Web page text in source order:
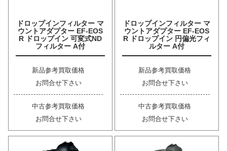
ドロップインフィルター マ
ウントアダプター EF-EOS
R ドロップイン 可変式ND
フィルター A付
新品参考買取価格
お問合せ下さい
中古参考買取価格
お問合せ下さい
ドロップインフィルター マ
ウントアダプター EF-EOS
R ドロップイン 円偏光フィ
ルター A付
新品参考買取価格
お問合せ下さい
中古参考買取価格
お問合せ下さい